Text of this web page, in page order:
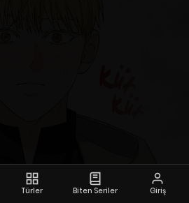
Türler Biten Seriler Giriş